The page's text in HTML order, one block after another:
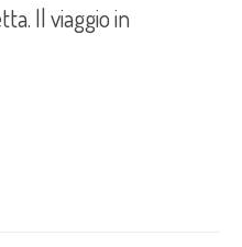
Il viaggio in